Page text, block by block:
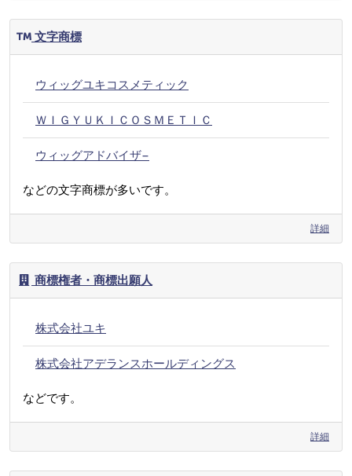
文字商標
ウィッグユキコスメティック
ＷＩＧＹＵＫＩＣＯＳＭＥＴＩＣ
ウィッグアドバイザ−
などの文字商標が多いです。
詳細
商標権者・商標出願人
株式会社ユキ
株式会社アデランスホールディングス
などです。
詳細